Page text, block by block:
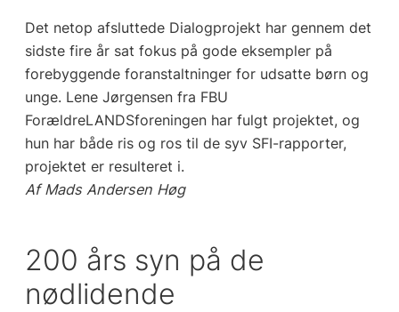
Det netop afsluttede Dialogprojekt har gennem det
sidste fire år sat fokus på gode eksempler på
forebyggende foranstaltninger for udsatte børn og
unge. Lene Jørgensen fra FBU
ForældreLANDSforeningen har fulgt projektet, og
hun har både ris og ros til de syv SFI-rapporter,
projektet er resulteret i.
Af Mads Andersen Høg
200 års syn på de
nødlidende